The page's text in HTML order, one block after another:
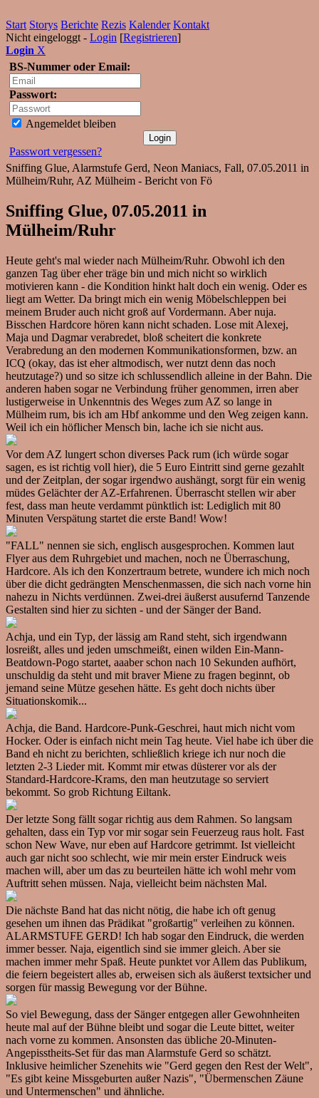
Start Storys Berichte Rezis Kalender Kontakt
Nicht eingeloggt - Login [Registrieren]
Login X
BS-Nummer oder Email:
Passwort:
Angemeldet bleiben
Passwort vergessen?
Sniffing Glue, Alarmstufe Gerd, Neon Maniacs, Fall, 07.05.2011 in
Mülheim/Ruhr, AZ Mülheim - Bericht von Fö
Sniffing Glue, 07.05.2011 in
Mülheim/Ruhr
Heute geht's mal wieder nach Mülheim/Ruhr. Obwohl ich den
ganzen Tag über eher träge bin und mich nicht so wirklich
motivieren kann - die Kondition hinkt halt doch ein wenig. Oder es
liegt am Wetter. Da bringt mich ein wenig Möbelschleppen bei
meinem Bruder auch nicht groß auf Vordermann. Aber nuja.
Bisschen Hardcore hören kann nicht schaden. Lose mit Alexej,
Maja und Dagmar verabredet, bloß scheitert die konkrete
Verabredung an den modernen Kommunikationsformen, bzw. an
ICQ (okay, das ist eher altmodisch, wer nutzt denn das noch
heutzutage?) und so sitze ich schlussendlich alleine in der Bahn. Die
anderen haben sogar ne Verbindung früher genommen, irren aber
lustigerweise in Unkenntnis des Weges zum AZ so lange in
Mülheim rum, bis ich am Hbf ankomme und den Weg zeigen kann.
Weil ich ein höflicher Mensch bin, lache ich sie nicht aus.
Vor dem AZ lungert schon diverses Pack rum (ich würde sogar
sagen, es ist richtig voll hier), die 5 Euro Eintritt sind gerne gezahlt
und der Zeitplan, der sogar irgendwo aushängt, sorgt für ein wenig
müdes Gelächter der AZ-Erfahrenen. Überrascht stellen wir aber
fest, dass man heute verdammt pünktlich ist: Lediglich mit 80
Minuten Verspätung startet die erste Band! Wow!
"FALL" nennen sie sich, englisch ausgesprochen. Kommen laut
Flyer aus dem Ruhrgebiet und machen, noch ne Überraschung,
Hardcore. Als ich den Konzertraum betrete, wundere ich mich noch
über die dicht gedrängten Menschenmassen, die sich nach vorne hin
nahezu in Nichts verdünnen. Zwei-drei äußerst ausufernd Tanzende
Gestalten sind hier zu sichten - und der Sänger der Band.
Achja, und ein Typ, der lässig am Rand steht, sich irgendwann
losreißt, alles und jeden umschmeißt, einen wilden Ein-Mann-
Beatdown-Pogo startet, aaaber schon nach 10 Sekunden aufhört,
unschuldig da steht und mit braver Miene zu fragen beginnt, ob
jemand seine Mütze gesehen hätte. Es geht doch nichts über
Situationskomik...
Achja, die Band. Hardcore-Punk-Geschrei, haut mich nicht vom
Hocker. Oder is einfach nicht mein Tag heute. Viel habe ich über die
Band eh nicht zu berichten, schließlich kriege ich nur noch die
letzten 2-3 Lieder mit. Kommt mir etwas düsterer vor als der
Standard-Hardcore-Krams, den man heutzutage so serviert
bekommt. So grob Richtung Eiltank.
Der letzte Song fällt sogar richtig aus dem Rahmen. So langsam
gehalten, dass ein Typ vor mir sogar sein Feuerzeug raus holt. Fast
schon New Wave, nur eben auf Hardcore getrimmt. Ist vielleicht
auch gar nicht soo schlecht, wie mir mein erster Eindruck weis
machen will, aber um das zu beurteilen hätte ich wohl mehr vom
Auftritt sehen müssen. Naja, vielleicht beim nächsten Mal.
Die nächste Band hat das nicht nötig, die habe ich oft genug
gesehen um ihnen das Prädikat "großartig" verleihen zu können.
ALARMSTUFE GERD! Ich hab sogar den Eindruck, die werden
immer besser. Naja, eigentlich sind sie immer gleich. Aber sie
machen immer mehr Spaß. Heute punktet vor Allem das Publikum,
die feiern begeistert alles ab, erweisen sich als äußerst textsicher und
sorgen für massig Bewegung vor der Bühne.
So viel Bewegung, dass der Sänger entgegen aller Gewohnheiten
heute mal auf der Bühne bleibt und sogar die Leute bittet, weiter
nach vorne zu kommen. Ansonsten das übliche 20-Minuten-
Angepisstheits-Set für das man Alarmstufe Gerd so schätzt.
Inklusive heimlicher Szenehits wie "Gerd gegen den Rest der Welt",
"Es gibt keine Missgeburten außer Nazis", "Übermenschen Zäune
und Untermenschen" und ähnliche.